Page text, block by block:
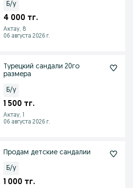
Б/у
4 000 тг.
Актау, 8
06 августа 2026 г.
Турецкий сандали 20го
размера
Б/у
1 500 тг.
Актау, 1
06 августа 2026 г.
Продам детские сандалии
Б/у
1 000 тг.